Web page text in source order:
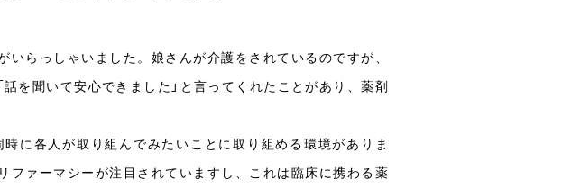
らっしゃいました。娘さんが介護をされているのですが、
を聞いて安心できました」と言ってくれたことがあり、薬剤
に各人が取り組んでみたいことに取り組める環境がありま
ァーマシーが注目されていますし、これは臨床に携わる薬